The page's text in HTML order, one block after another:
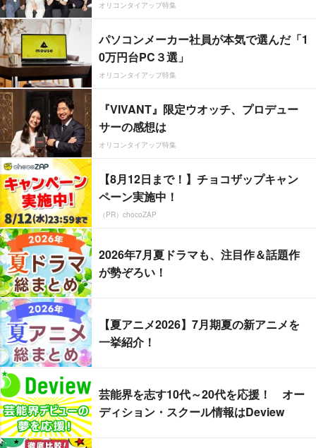
オリコンタイアップ特集
パソコンメーカー社員が本気で選んだ「1
0万円台PC３選」
オリコンタイアップ特集
『VIVANT』限定ウオッチ、プロデュー
サーの感想は
オリコンタイアップ特集
【8月12日まで！】チョコザップキャン
ペーン実施中！
（PR）chocoZAP
2026年7月夏ドラマも、注目作＆話題作
が勢ぞろい！
【夏アニメ2026】7月期夏の新アニメを
一挙紹介！
芸能界を志す10代～20代を応援！ オー
ディション・スクール情報はDeview